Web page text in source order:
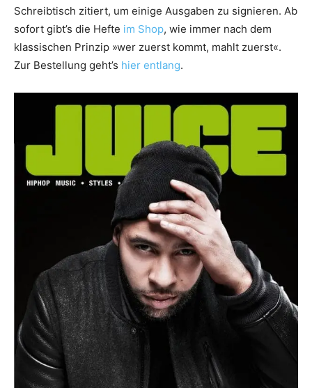
Schreibtisch zitiert, um einige Ausgaben zu signieren. Ab
sofort gibt’s die Hefte im Shop, wie immer nach dem
klassischen Prinzip »wer zuerst kommt, mahlt zuerst«.
Zur Bestellung geht’s hier entlang.